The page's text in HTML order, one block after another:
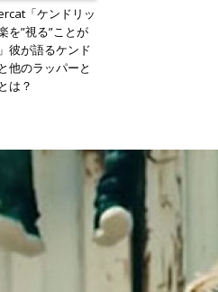
「ケンドリッ
を”視る”ことが
彼が語るケンド
他のラッパーと
は？